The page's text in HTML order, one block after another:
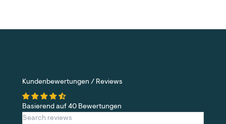
Kundenbewertungen / Reviews
Basierend auf 40 Bewertungen